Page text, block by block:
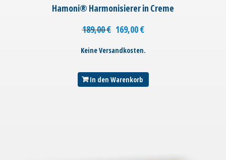
Hamoni® Harmonisierer in Creme
189,00€ 169,00€
Keine Versandkosten.
In den Warenkorb